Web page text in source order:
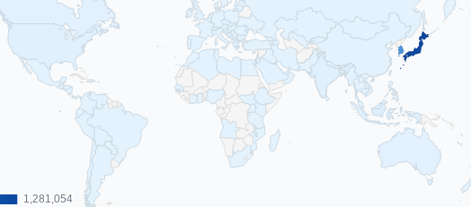
1,281,054
1,281,054